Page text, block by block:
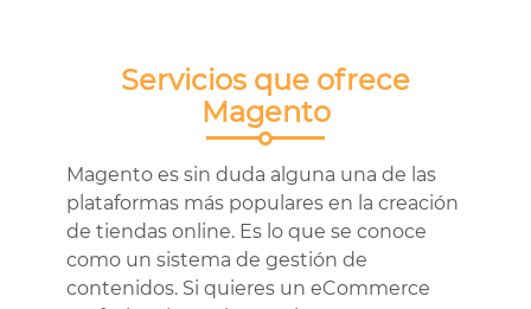
Servicios que ofrece
Magento
Magento es sin duda alguna una de las
plataformas más populares en la creación
de tiendas online. Es lo que se conoce
como un sistema de gestión de
contenidos. Si quieres un eCommerce